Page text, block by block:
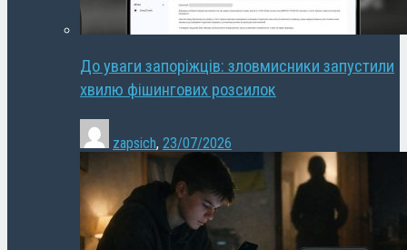
До уваги запоріжців: зловмисники запустили
хвилю фішингових розсилок
zapsich, 23/07/2026